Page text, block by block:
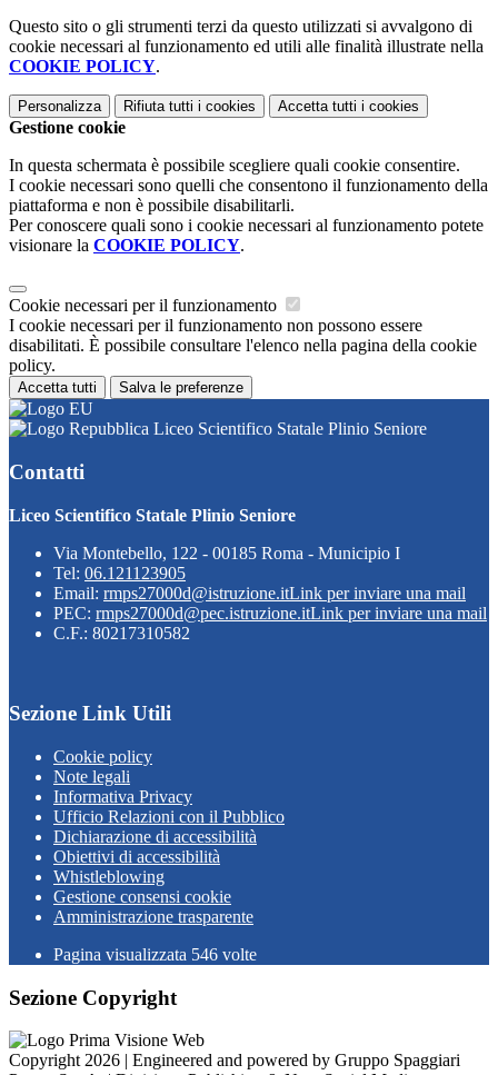
Questo sito o gli strumenti terzi da questo utilizzati si avvalgono di
cookie necessari al funzionamento ed utili alle finalità illustrate nella
COOKIE POLICY.
Personalizza Rifiuta tutti i cookies Accetta tutti i cookies
Gestione cookie
In questa schermata è possibile scegliere quali cookie consentire.
I cookie necessari sono quelli che consentono il funzionamento della
piattaforma e non è possibile disabilitarli.
Per conoscere quali sono i cookie necessari al funzionamento potete
visionare la COOKIE POLICY.
Cookie necessari per il funzionamento
I cookie necessari per il funzionamento non possono essere
disabilitati. È possibile consultare l'elenco nella pagina della cookie
policy.
Accetta tutti Salva le preferenze
Liceo Scientifico Statale Plinio Seniore
Contatti
Liceo Scientifico Statale Plinio Seniore
Via Montebello, 122 - 00185 Roma - Municipio I
Tel: 06.121123905
Email: rmps27000d@istruzione.itLink per inviare una mail
PEC: rmps27000d@pec.istruzione.itLink per inviare una mail
C.F.: 80217310582
Sezione Link Utili
Cookie policy
Note legali
Informativa Privacy
Ufficio Relazioni con il Pubblico
Dichiarazione di accessibilità
Obiettivi di accessibilità
Whistleblowing
Gestione consensi cookie
Amministrazione trasparente
Pagina visualizzata 546 volte
Sezione Copyright
Copyright 2026 | Engineered and powered by Gruppo Spaggiari